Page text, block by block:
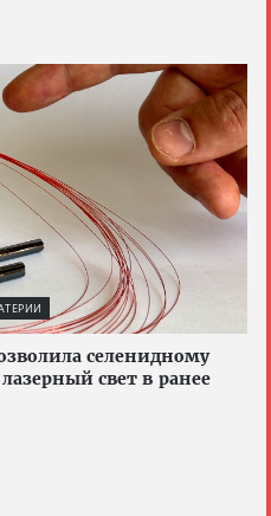
селенидному
свет в ранее